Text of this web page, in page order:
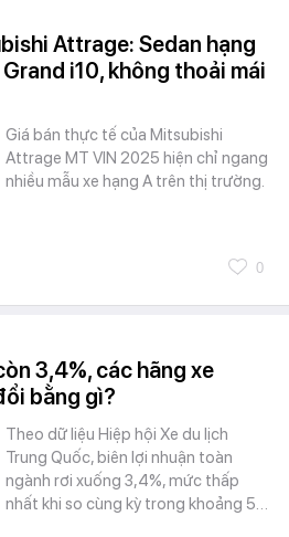
Attrage: Sedan hạng
i10, không thoải mái
Giá bán thực tế của Mitsubishi
Attrage MT VIN 2025 hiện chỉ ngang
nhiều mẫu xe hạng A trên thị trường.
0
3,4%, các hãng xe
bằng gì?
Theo dữ liệu Hiệp hội Xe du lịch
Trung Quốc, biên lợi nhuận toàn
ngành rơi xuống 3,4%, mức thấp
nhất khi so cùng kỳ trong khoảng 5…